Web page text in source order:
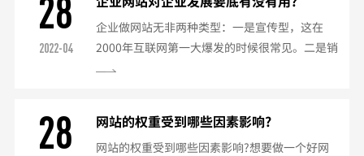
28
2022-04
企业做网站无非两种类型：一是宣传型，这在
2000年互联网第一大爆发的时候很常见。二是销
售型，这在2005年以后比较流行。宣传型的作用
样，很多时候以公司是否有网站来衡量这个公司
的实力，有则上天堂，无则下地狱，这是量的概
28 网站的权重受到哪些因素影响?
网站的权重受到哪些因素影响?想要做一个好网